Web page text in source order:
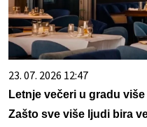
23. 07. 2026 12:47
Letnje večeri u gradu
Zašto sve više ljudi bira